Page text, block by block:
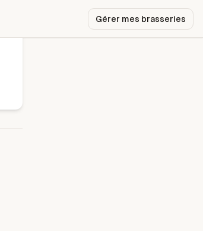
Gérer mes brasseries